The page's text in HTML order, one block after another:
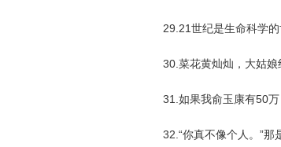
29.21世纪是生命科学
30.菜花黄灿灿，大姑娘
31.如果我俞玉康有50
32.“你真不像个人。”